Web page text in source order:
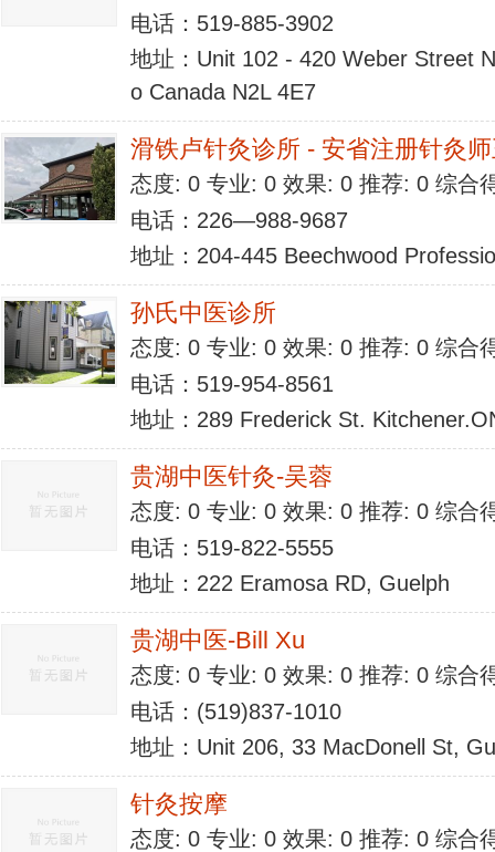
电话：519-885-3902
地址：Unit 102 - 420 Weber Street
o Canada N2L 4E7
滑铁卢针灸诊所 - 安省注册针灸
态度: 0 专业: 0 效果: 0 推荐: 0 综合
电话：226—988-9687
地址：204-445 Beechwood
孙氏中医诊所
态度: 0 专业: 0 效果: 0 推荐: 0 综合
电话：519-954-8561
地址：289 Frederick St.
贵湖中医针灸-吴蓉
态度: 0 专业: 0 效果: 0 推荐: 0 综合
电话：519-822-5555
地址：222 Eramosa RD, Guelph
贵湖中医-Bill Xu
态度: 0 专业: 0 效果: 0 推荐: 0 综合
电话：(519)837-1010
地址：Unit 206, 33 MacDonell St,
针灸按摩
态度: 0 专业: 0 效果: 0 推荐: 0 综合